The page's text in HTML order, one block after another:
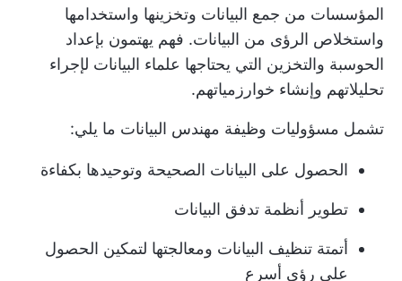
المؤسسات من جمع البيانات وتخزينها واستخدامها
واستخلاص الرؤى من البيانات. فهم يهتمون بإعداد
الحوسبة والتخزين التي يحتاجها علماء البيانات لإجراء
تحليلاتهم وإنشاء خوارزمياتهم.
تشمل مسؤوليات وظيفة مهندس البيانات ما يلي:
الحصول على البيانات الصحيحة وتوحيدها بكفاءة
تطوير أنظمة تدفق البيانات
أتمتة تنظيف البيانات ومعالجتها لتمكين الحصول
على رؤى أسرع